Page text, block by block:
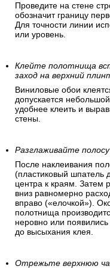
Проведите на стене
обозначит границу
Для точности линии
или уровень.
Клейте полотнища
заход на верхний
Виниловые обои
допускается
удобнее клеить и
стены.
Разглаживайте
После наклеивания
(пластиковый шпатель
центра к краям. Затем
вниз равномерно
вправо («елочкой»).
полотнища
неровно или
до высыхания клея.
Отрежьте верхнюю